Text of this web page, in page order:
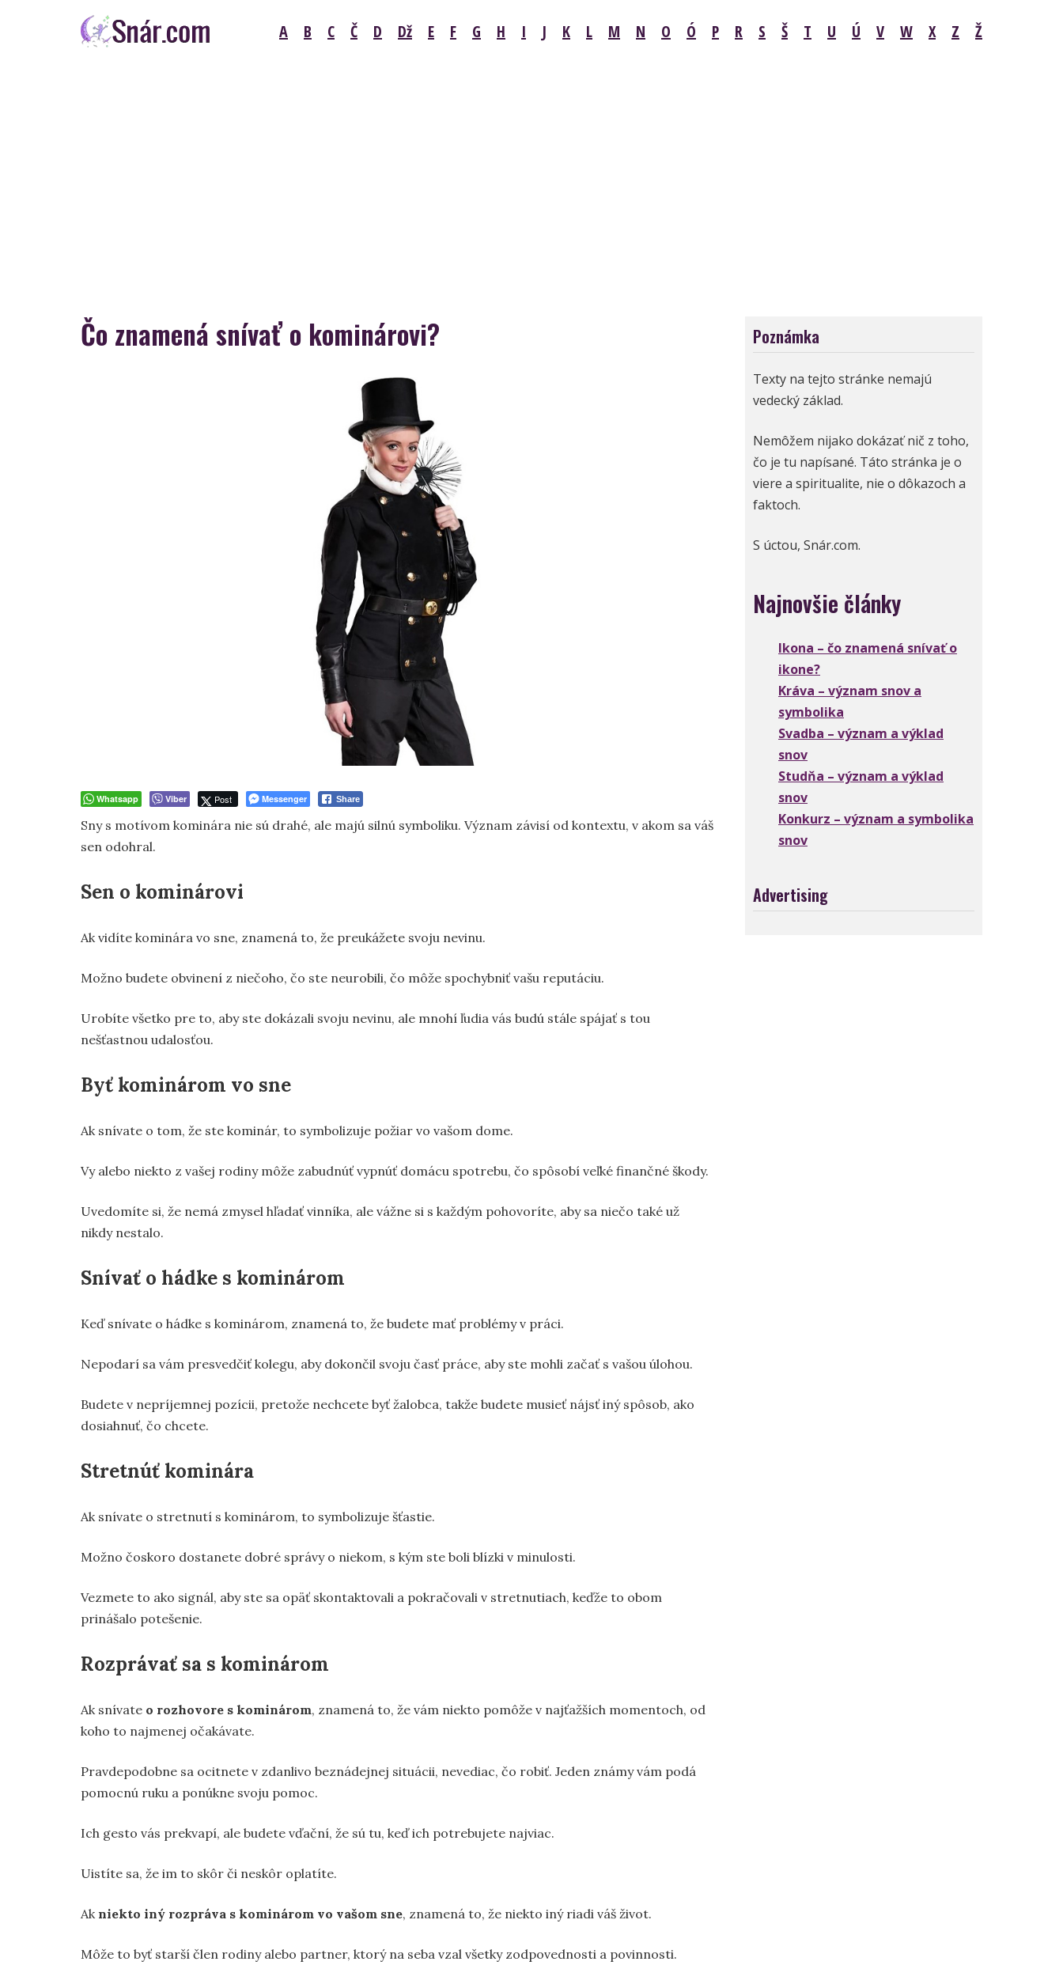
A B C Č D Dž E F G H I J K L M N O Ó P R S Š T U Ú V W X Z Ž
Čo znamená snívať o kominárovi?
Whatsapp Viber Post Messenger Share
Sny s motívom kominára nie sú drahé, ale majú silnú symboliku. Význam závisí od kontextu, v akom sa váš
sen odohral.
Sen o kominárovi
Ak vidíte kominára vo sne, znamená to, že preukážete svoju nevinu.
Možno budete obvinení z niečoho, čo ste neurobili, čo môže spochybniť vašu reputáciu.
Urobíte všetko pre to, aby ste dokázali svoju nevinu, ale mnohí ľudia vás budú stále spájať s tou
nešťastnou udalosťou.
Byť kominárom vo sne
Ak snívate o tom, že ste kominár, to symbolizuje požiar vo vašom dome.
Vy alebo niekto z vašej rodiny môže zabudnúť vypnúť domácu spotrebu, čo spôsobí veľké finančné škody.
Uvedomíte si, že nemá zmysel hľadať vinníka, ale vážne si s každým pohovoríte, aby sa niečo také už
nikdy nestalo.
Snívať o hádke s kominárom
Keď snívate o hádke s kominárom, znamená to, že budete mať problémy v práci.
Nepodarí sa vám presvedčiť kolegu, aby dokončil svoju časť práce, aby ste mohli začať s vašou úlohou.
Budete v nepríjemnej pozícii, pretože nechcete byť žalobca, takže budete musieť nájsť iný spôsob, ako
dosiahnuť, čo chcete.
Stretnúť kominára
Ak snívate o stretnutí s kominárom, to symbolizuje šťastie.
Možno čoskoro dostanete dobré správy o niekom, s kým ste boli blízki v minulosti.
Vezmete to ako signál, aby ste sa opäť skontaktovali a pokračovali v stretnutiach, keďže to obom
prinášalo potešenie.
Rozprávať sa s kominárom
Ak snívate o rozhovore s kominárom, znamená to, že vám niekto pomôže v najťažších momentoch, od
koho to najmenej očakávate.
Pravdepodobne sa ocitnete v zdanlivo beznádejnej situácii, nevediac, čo robiť. Jeden známy vám podá
pomocnú ruku a ponúkne svoju pomoc.
Ich gesto vás prekvapí, ale budete vďační, že sú tu, keď ich potrebujete najviac.
Uistíte sa, že im to skôr či neskôr oplatíte.
Ak niekto iný rozpráva s kominárom vo vašom sne, znamená to, že niekto iný riadi váš život.
Môže to byť starší člen rodiny alebo partner, ktorý na seba vzal všetky zodpovednosti a povinnosti.
Poznámka
Texty na tejto stránke nemajú
vedecký základ.
Nemôžem nijako dokázať nič z toho,
čo je tu napísané. Táto stránka je o
viere a spiritualite, nie o dôkazoch a
faktoch.
S úctou, Snár.com.
Najnovšie články
Ikona – čo znamená snívať o
ikone?
Kráva – význam snov a
symbolika
Svadba – význam a výklad
snov
Studňa – význam a výklad
snov
Konkurz – význam a symbolika
snov
Advertising